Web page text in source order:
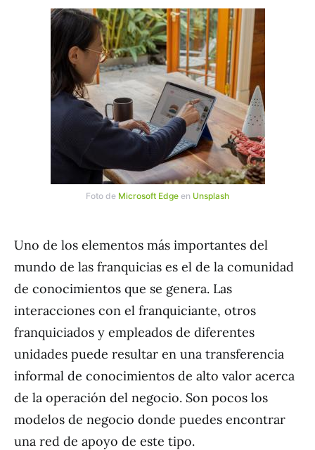
Foto de Microsoft Edge en Unsplash
Uno de los elementos más importantes del
mundo de las franquicias es el de la comunidad
de conocimientos que se genera. Las
interacciones con el franquiciante, otros
franquiciados y empleados de diferentes
unidades puede resultar en una transferencia
informal de conocimientos de alto valor acerca
de la operación del negocio. Son pocos los
modelos de negocio donde puedes encontrar
una red de apoyo de este tipo.